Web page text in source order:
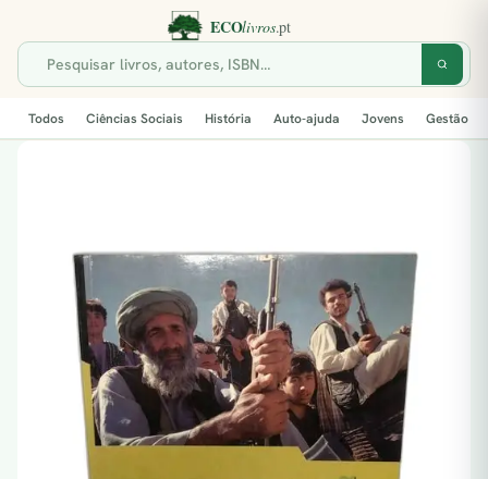
Todos Ciências Sociais História Auto-ajuda Jovens Gestão